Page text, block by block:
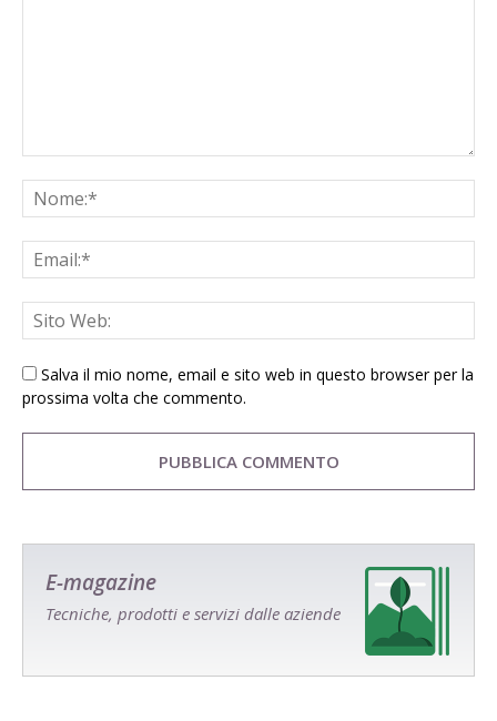
Salva il mio nome, email e sito web in questo browser per la
prossima volta che commento.
E-magazine
Tecniche, prodotti e servizi dalle aziende